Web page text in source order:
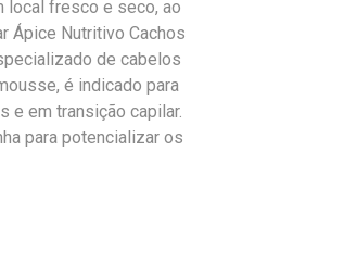
local fresco e seco, ao
Ápice Nutritivo Cachos
de cabelos
é indicado para
e em transição capilar.
para potencializar os